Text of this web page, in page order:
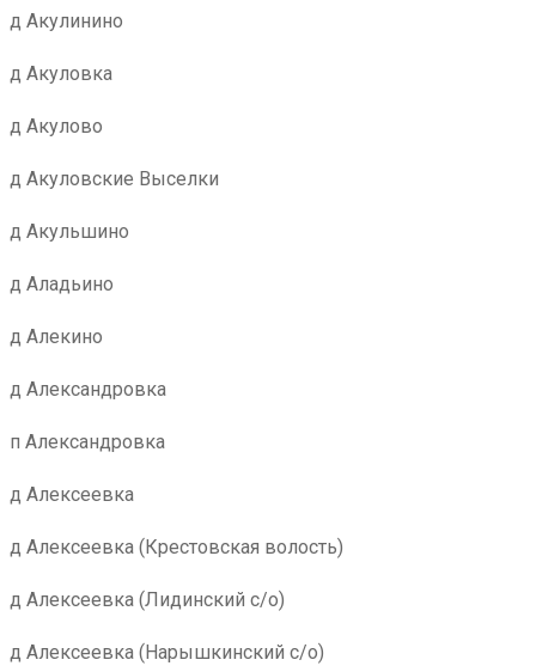
д Акулинино
д Акуловка
д Акулово
д Акуловские Выселки
д Акульшино
д Аладьино
д Алекино
д Александровка
п Александровка
д Алексеевка
д Алексеевка (Крестовская волость)
д Алексеевка (Лидинский с/о)
д Алексеевка (Нарышкинский с/о)